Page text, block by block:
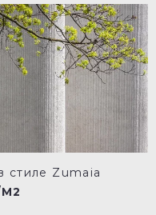
стиле Zumaia